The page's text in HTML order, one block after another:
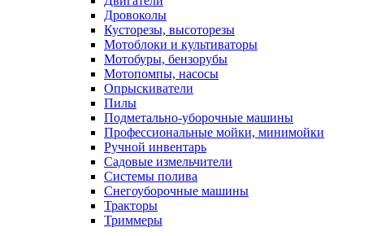
Дровоколы
Кусторезы, высоторезы
Мотоблоки и культиваторы
Мотобуры, бензорубы
Мотопомпы, насосы
Опрыскиватели
Пилы
Подметально-уборочные машины
Профессиональные мойки, минимойки
Ручной инвентарь
Садовые измельчители
Системы полива
Снегоуборочные машины
Тракторы
Триммеры